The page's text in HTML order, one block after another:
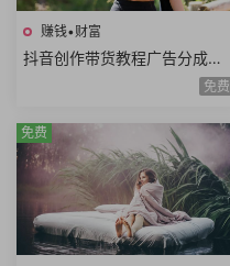
赚钱•财富
抖音创作带货教程广告分成计
划高清视频拍摄AI类APP使用
免费
免费